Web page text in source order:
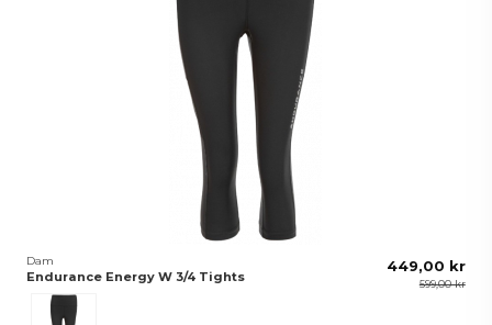
Dam
Endurance Energy W 3/4 Tights
Svart
449,00 kr
599,00 kr